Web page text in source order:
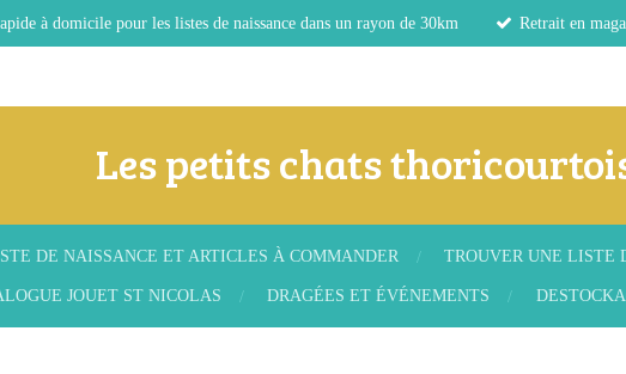
à domicile pour les listes de naissance dans un rayon de 30km Retrait en
Les petits chats
DE NAISSANCE ET ARTICLES À COMMANDER TROUVER UNE LISTE
JOUET ST NICOLAS DRAGÉES ET ÉVÉNEMENTS